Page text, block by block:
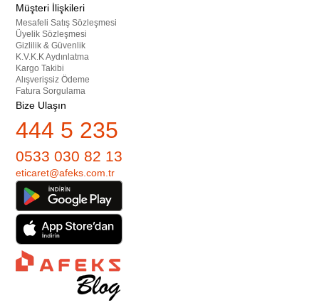
Müşteri İlişkileri
Mesafeli Satış Sözleşmesi
Üyelik Sözleşmesi
Gizlilik & Güvenlik
K.V.K.K Aydınlatma
Kargo Takibi
Alışverişsiz Ödeme
Fatura Sorgulama
Bize Ulaşın
444 5 235
0533 030 82 13
eticaret@afeks.com.tr